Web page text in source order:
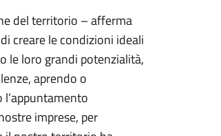
del territorio – afferma
creare le condizioni ideali
le loro grandi potenzialità,
aprendo o
imprese, per